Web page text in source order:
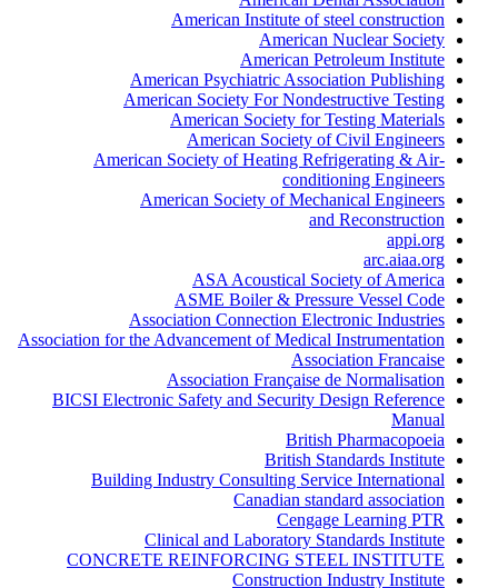
American Institute of steel construction
American Nuclear Society
American Petroleum Institute
American Psychiatric Association Publishing
American Society For Nondestructive Testing
American Society for Testing Materials
American Society of Civil Engineers
American Society of Heating Refrigerating & Air-
conditioning Engineers
American Society of Mechanical Engineers
and Reconstruction
appi.org
arc.aiaa.org
ASA Acoustical Society of America
ASME Boiler & Pressure Vessel Code
Association Connection Electronic Industries
Association for the Advancement of Medical Instrumentation
Association Francaise
Association Française de Normalisation
BICSI Electronic Safety and Security Design Reference
Manual
British Pharmacopoeia
British Standards Institute
Building Industry Consulting Service International
Canadian standard association
Cengage Learning PTR
Clinical and Laboratory Standards Institute
CONCRETE REINFORCING STEEL INSTITUTE
Construction Industry Institute